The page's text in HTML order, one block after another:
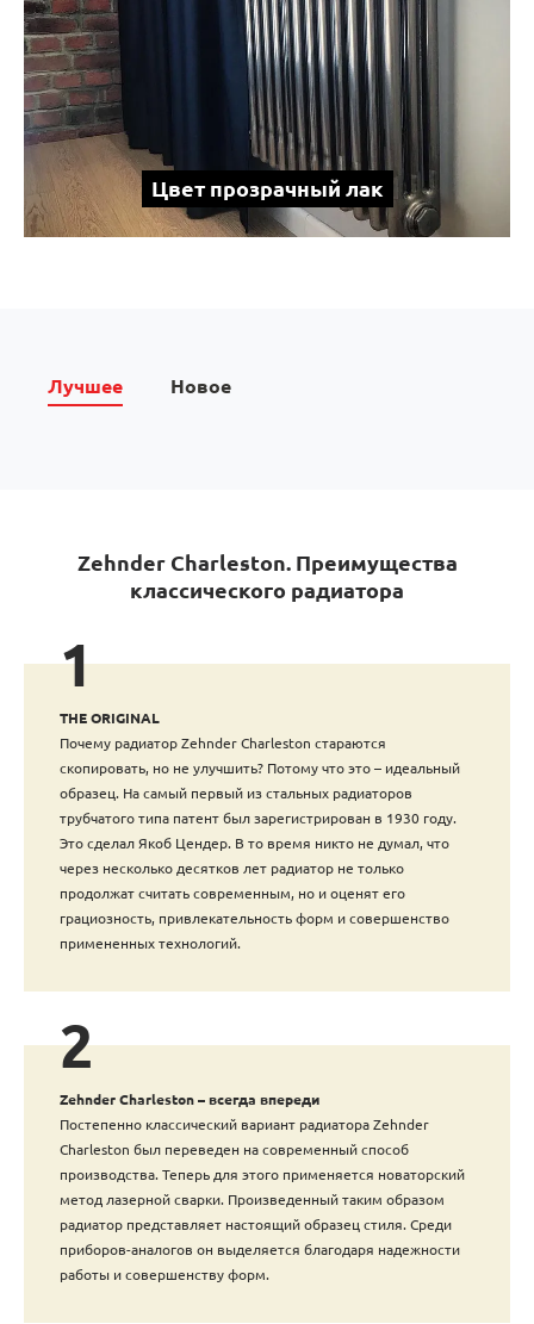
Цвет прозрачный лак
Лучшее Новое
Zehnder Charleston. Преимущества
классического радиатора
1
THE ORIGINAL
Почему радиатор Zehnder Charleston стараются
скопировать, но не улучшить? Потому что это – идеальный
образец. На самый первый из стальных радиаторов
трубчатого типа патент был зарегистрирован в 1930 году.
Это сделал Якоб Цендер. В то время никто не думал, что
через несколько десятков лет радиатор не только
продолжат считать современным, но и оценят его
грациозность, привлекательность форм и совершенство
примененных технологий.
2
Zehnder Charleston – всегда впереди
Постепенно классический вариант радиатора Zehnder
Charleston был переведен на современный способ
производства. Теперь для этого применяется новаторский
метод лазерной сварки. Произведенный таким образом
радиатор представляет настоящий образец стиля. Среди
приборов-аналогов он выделяется благодаря надежности
работы и совершенству форм.